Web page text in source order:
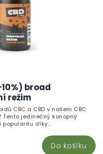
broad
režim
Do košíku
CBC a CBD v našem CBC
Tento jedinečný konopný
díky...